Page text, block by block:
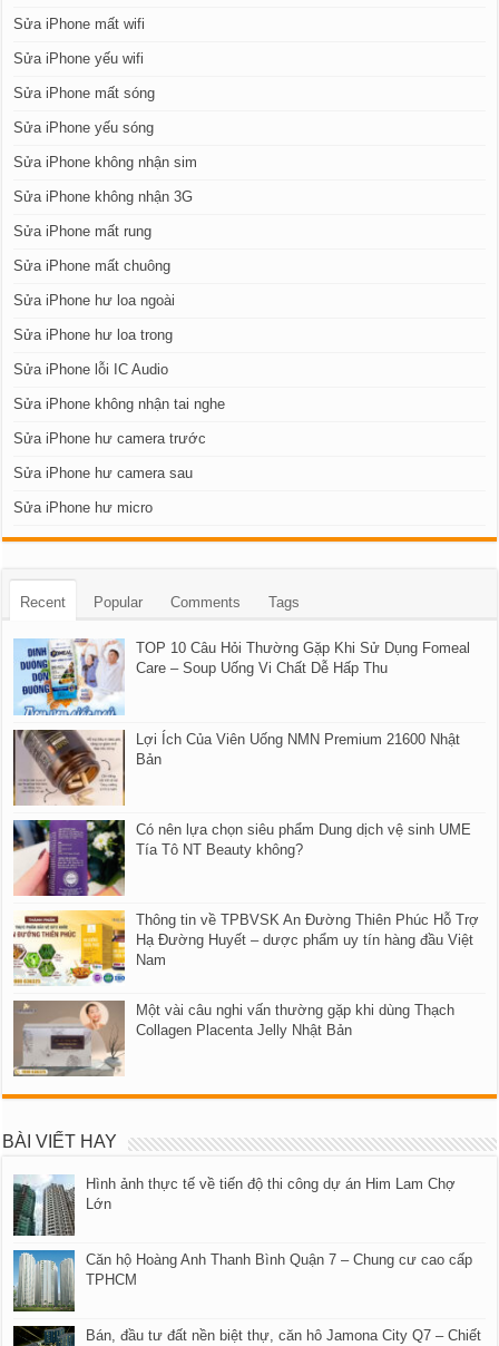
Sửa iPhone mất wifi
Sửa iPhone yếu wifi
Sửa iPhone mất sóng
Sửa iPhone yếu sóng
Sửa iPhone không nhận sim
Sửa iPhone không nhận 3G
Sửa iPhone mất rung
Sửa iPhone mất chuông
Sửa iPhone hư loa ngoài
Sửa iPhone hư loa trong
Sửa iPhone lỗi IC Audio
Sửa iPhone không nhận tai nghe
Sửa iPhone hư camera trước
Sửa iPhone hư camera sau
Sửa iPhone hư micro
Recent Popular Comments Tags
TOP 10 Câu Hỏi Thường Gặp Khi Sử Dụng Fomeal
Care – Soup Uống Vi Chất Dễ Hấp Thu
Lợi Ích Của Viên Uống NMN Premium 21600 Nhật
Bản
Có nên lựa chọn siêu phẩm Dung dịch vệ sinh UME
Tía Tô NT Beauty không?
Thông tin về TPBVSK An Đường Thiên Phúc Hỗ Trợ
Hạ Đường Huyết – dược phẩm uy tín hàng đầu Việt
Nam
Một vài câu nghi vấn thường gặp khi dùng Thạch
Collagen Placenta Jelly Nhật Bản
BÀI VIẾT HAY
Hình ảnh thực tế về tiến độ thi công dự án Him Lam Chợ
Lớn
Căn hộ Hoàng Anh Thanh Bình Quận 7 – Chung cư cao cấp
TPHCM
Bán, đầu tư đất nền biệt thự, căn hô Jamona City Q7 – Chiết